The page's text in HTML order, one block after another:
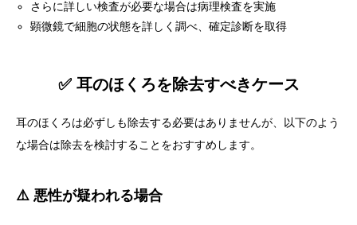
さらに詳しい検査が必要な場合は病理検査を実施
顕微鏡で細胞の状態を詳しく調べ、確定診断を取得
✅ 耳のほくろを除去すべきケース
耳のほくろは必ずしも除去する必要はありませんが、以下のよう
な場合は除去を検討することをおすすめします。
⚠️ 悪性が疑われる場合